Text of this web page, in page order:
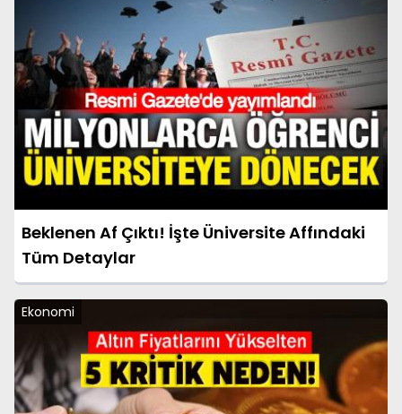
Beklenen Af Çıktı! İşte Üniversite Affındaki
Tüm Detaylar
Ekonomi